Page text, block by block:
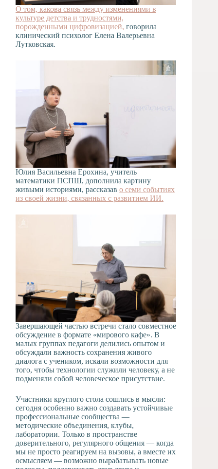
О том, какова связь между изменениями в
культуре детства и трудностями,
порожденными цифровизацией, говорила
клинический психолог Елена Валерьевна
Лутковская.
Юлия Васильевна Ерохина, учитель
математики ПСПШ, дополнила картину
живыми историями, рассказав о семи событиях
из своей жизни, связанных с развитием ИИ.
Завершающей частью встречи стало совместное
обсуждение в формате «мирового кафе». В
малых группах педагоги делились опытом и
обсуждали важность сохранения живого
диалога с учеником, искали возможности для
того, чтобы технологии служили человеку, а не
подменяли собой человеческое присутствие.
Участники круглого стола сошлись в мысли:
сегодня особенно важно создавать устойчивые
профессиональные сообщества —
методические объединения, клубы,
лаборатории. Только в пространстве
доверительного, регулярного общения — когда
мы не просто реагируем на вызовы, а вместе их
осмысляем — возможно вырабатывать новые